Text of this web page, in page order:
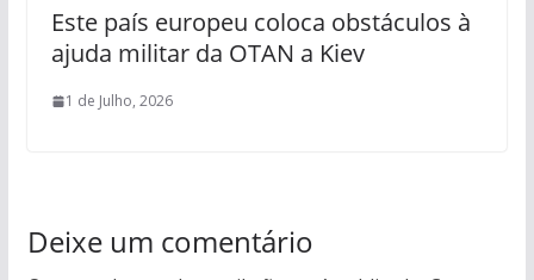
Este país europeu coloca obstáculos à
ajuda militar da OTAN a Kiev
1 de Julho, 2026
Deixe um comentário